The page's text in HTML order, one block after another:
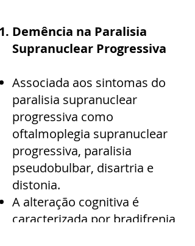
Demência na Paralisia
Supranuclear Progressiva
Associada aos sintomas do
paralisia supranuclear
progressiva como
oftalmoplegia supranuclear
progressiva, paralisia
pseudobulbar, disartria e
distonia.
A alteração cognitiva é
caracterizada por bradifrenia,